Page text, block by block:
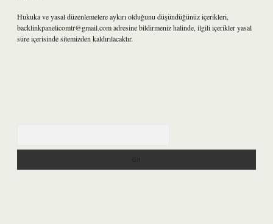
Hukuka ve yasal düzenlemelere aykırı olduğunu düşündüğünüz içerikleri,
backlinkpanelicomtr@gmail.comadresine bildirmeniz halinde, ilgili içerikler yasal
süre içerisinde sitemizden kaldırılacaktır.